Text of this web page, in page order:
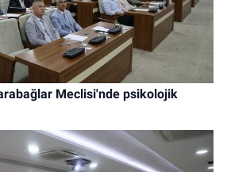
Meclisi'nde psikolojik